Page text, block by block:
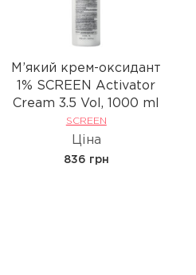
М’який крем-оксидант
1% SCREEN Activator
Cream 3.5 Vol, 1000 ml
SCREEN
Ціна
836 грн